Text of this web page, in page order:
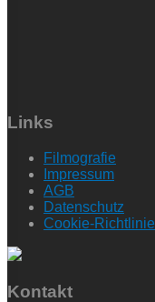
Links
Filmografie
Impressum
AGB
Datenschutz
Cookie-Richtlinie
Kontakt